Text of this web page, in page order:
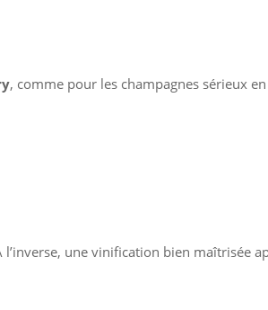
, comme pour les champagnes sérieux
une vinification bien maîtrisée